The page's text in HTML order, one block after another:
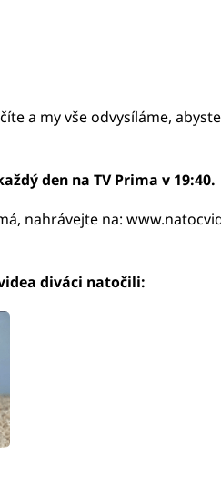
a my vše odvysíláme,
den na TV Prima v 19:40.
nahrávejte na:
diváci natočili: